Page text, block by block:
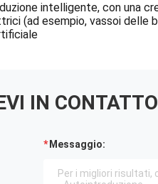
intelligente, con una
(ad esempio, vassoi delle
IN
Messaggio: